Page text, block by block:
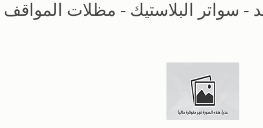
الحديد - سواتر البلاستيك - مظلات